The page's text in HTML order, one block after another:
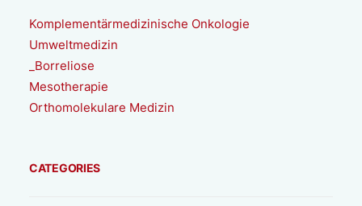
Komplementärmedizinische Onkologie
Umweltmedizin
_Borreliose
Mesotherapie
Orthomolekulare Medizin
CATEGORIES